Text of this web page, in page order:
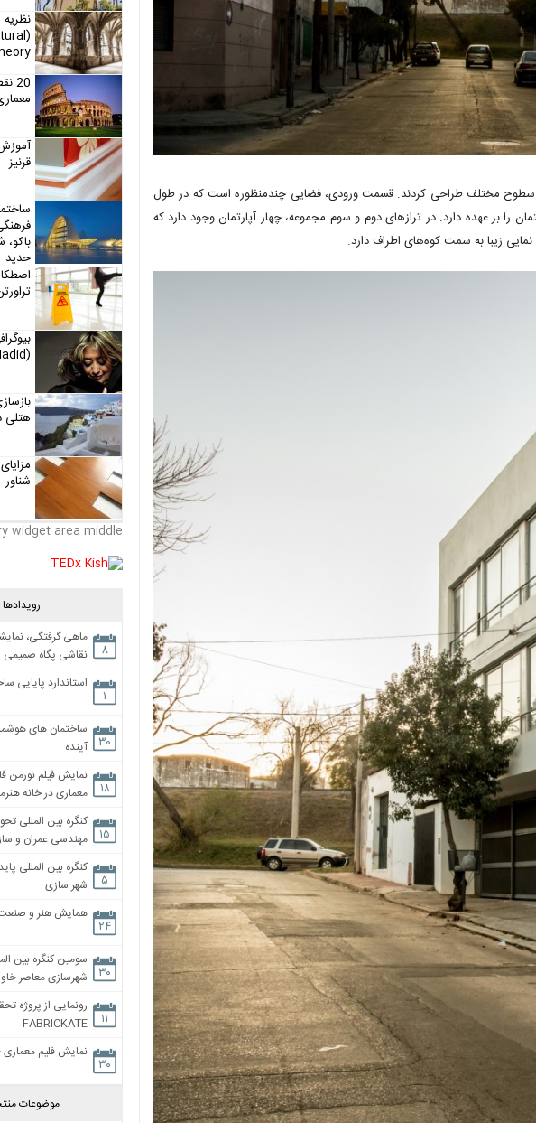
( ۱۱۷ مترمربع )، آن را در سطوح مختلف طراحی کردند. قسمت ورودی، فضایی چندمنظوره است که در طول
بر عهده دارد. در ترازهای دوم و سوم مجموعه، چهار آپارتمان وجود دارد که
نمایی زیبا به سمت کوه‌های اطراف دارد.
20
قرنیز
باکو،
حدید
(Zaha Hadid)
هتلی
شناور
widget area middle
رویدادها
۸
ماهی گرفتگی،
نقاشی پگاه صمیمی
۱
استاندارد پایایی
۳۰
ساختمان های
آینده
۱۸
نمایش فیلم نورمن
معماری در خانه
۱۵
کنگره بین المللی
مهندسی عمران و
۵
کنگره بین المللی
شهر سازی
۲۴
همایش هنر و
۳۰
سومین کنگره بین
شهرسازی معاصر
۱۱
رونمایی از پروژه
FABRICKATE
۳۰
نمایش فلیم معماری
موضوعات